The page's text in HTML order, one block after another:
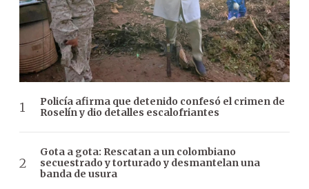
Policía afirma que detenido confesó el crimen de
Roselín y dio detalles escalofriantes
Gota a gota: Rescatan a un colombiano
secuestrado y torturado y desmantelan una
banda de usura